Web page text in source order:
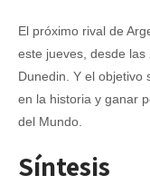
El próximo rival de
este jueves, desde
Dunedin. Y el objetivo
en la historia y ganar
del Mundo.
Síntesis